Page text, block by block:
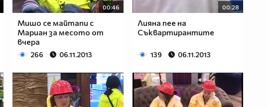
00:46
Мишо се майтапи с
Мариан за месото от
вчера
266 06.11.2013
00:28
Лияна пее на
Съквартирантите
139 06.11.2013